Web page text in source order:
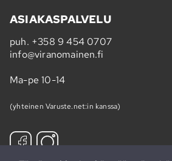
ASIAKASPALVELU
puh. +358 9 454 0707
info@viranomainen.fi
Ma-pe 10-14
(yhteinen Varuste.net:in kanssa)